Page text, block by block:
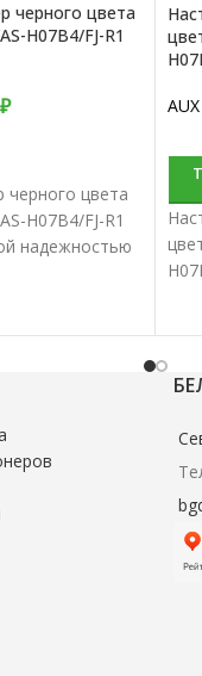
черного цвета
H07B4/FJ-R1
₽
черного цвета
H07B4/FJ-R1
надежностью
AUX